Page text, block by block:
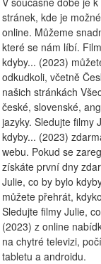
stránek, kde je
online. Můžeme
které se nám líbí.
kdyby... (2023)
odkudkoli, včetně
našich stránkách
české, slovenské,
jazyky. Sledujte filmy
kdyby... (2023)
webu. Pokud se
získáte první dny
Julie, co by bylo
můžete přehrát,
Sledujte filmy Julie,
(2023) z online
na chytré televizi,
tabletu a androidu.